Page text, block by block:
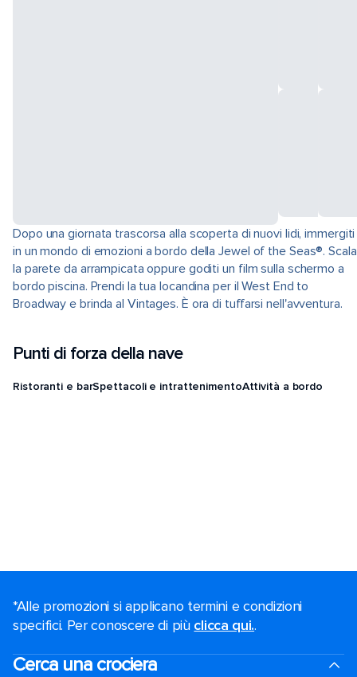
Dopo una giornata trascorsa alla scoperta di nuovi lidi, immergiti
in un mondo di emozioni a bordo della Jewel of the Seas®. Scala
la parete da arrampicata oppure goditi un film sulla schermo a
bordo piscina. Prendi la tua locandina per il West End to
Broadway e brinda al Vintages. È ora di tuffarsi nell'avventura.
Punti di forza della nave
Ristoranti e barSpettacoli e intrattenimentoAttività a bordo
*Alle promozioni si applicano termini e condizioni
specifici. Per conoscere di più clicca qui..
Cerca una crociera